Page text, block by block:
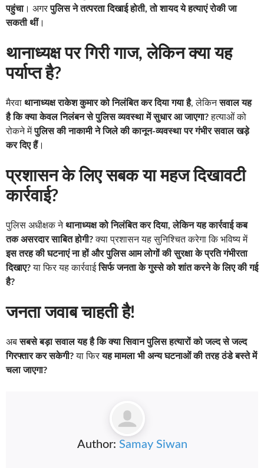
पहुंचा। अगरपुलिस ने तत्परता दिखाई होती, तो शायद ये हत्याएं रोकी जा
सकती थीं।
थानाध्यक्ष पर गिरी गाज, लेकिन क्या यह
पर्याप्त है?
मैरवा थानाध्यक्ष राकेश कुमार को निलंबित कर दिया गया है, लेकिनसवाल यह
है कि क्या केवल निलंबन से पुलिस व्यवस्था में सुधार आ जाएगा?हत्याओं को
रोकने मेंपुलिस की नाकामी ने जिले की कानून-व्यवस्था पर गंभीर सवाल खड़े
कर दिए हैं।
प्रशासन के लिए सबक या महज दिखावटी
कार्रवाई?
पुलिस अधीक्षक नेथानाध्यक्ष को निलंबित कर दिया, लेकिन यह कार्रवाई कब
तक असरदार साबित होगी?क्या प्रशासन यह सुनिश्चित करेगा कि भविष्य में
इस तरह की घटनाएं ना हों और पुलिस आम लोगों की सुरक्षा के प्रति गंभीरता
दिखाए?या फिर यह कार्रवाईसिर्फ जनता के गुस्से को शांत करने के लिए की गई
है?
जनता जवाब चाहती है!
अबसबसे बड़ा सवाल यह है कि क्या सिवान पुलिस हत्यारों को जल्द से जल्द
गिरफ्तार कर सकेगी?या फिरयह मामला भी अन्य घटनाओं की तरह ठंडे बस्ते में
चला जाएगा?
Author: Samay Siwan